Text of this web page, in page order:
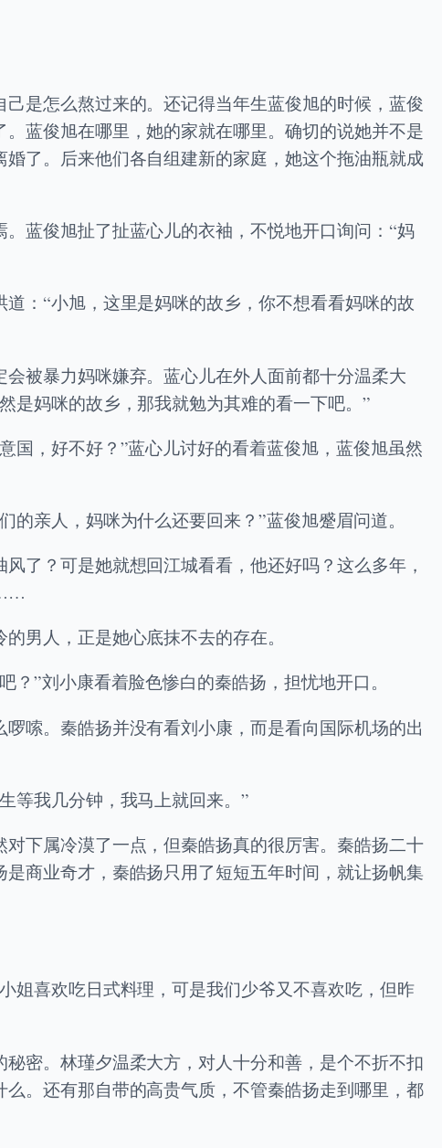
是怎么熬过来的。还记得当年生蓝俊旭的时候，蓝俊
蓝俊旭在哪里，她的家就在哪里。确切的说她并不是
了。后来他们各自组建新的家庭，她这个拖油瓶就成
蓝俊旭扯了扯蓝心儿的衣袖，不悦地开口询问：“妈
：“小旭，这里是妈咪的故乡，你不想看看妈咪的故
被暴力妈咪嫌弃。蓝心儿在外人面前都十分温柔大
是妈咪的故乡，那我就勉为其难的看一下吧。”
国，好不好？”蓝心儿讨好的看着蓝俊旭，蓝俊旭虽然
亲人，妈咪为什么还要回来？”蓝俊旭蹙眉问道。
了？可是她就想回江城看看，他还好吗？这么多年，
……
男人，正是她心底抹不去的存在。
”刘小康看着脸色惨白的秦皓扬，担忧地开口。
嗦。秦皓扬并没有看刘小康，而是看向国际机场的出
等我几分钟，我马上就回来。”
下属冷漠了一点，但秦皓扬真的很厉害。秦皓扬二十
商业奇才，秦皓扬只用了短短五年时间，就让扬帆集
姐喜欢吃日式料理，可是我们少爷又不喜欢吃，但昨
密。林瑾夕温柔大方，对人十分和善，是个不折不扣
。还有那自带的高贵气质，不管秦皓扬走到哪里，都